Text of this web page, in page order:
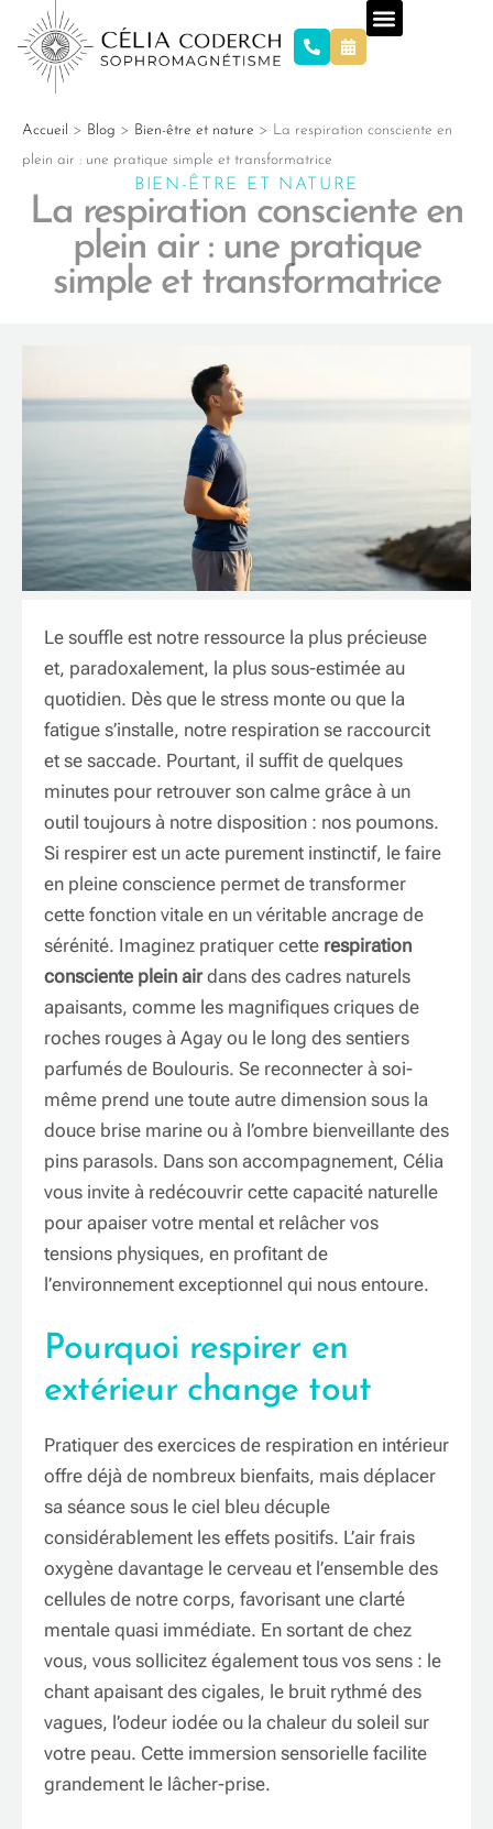
Accueil > Blog > Bien-être et nature > La respiration consciente en
plein air : une pratique simple et transformatrice
BIEN-ÊTRE ET NATURE
La respiration consciente en
plein air : une pratique
simple et transformatrice
Le souffle est notre ressource la plus précieuse
et, paradoxalement, la plus sous-estimée au
quotidien. Dès que le stress monte ou que la
fatigue s’installe, notre respiration se raccourcit
et se saccade. Pourtant, il suffit de quelques
minutes pour retrouver son calme grâce à un
outil toujours à notre disposition : nos poumons.
Si respirer est un acte purement instinctif, le faire
en pleine conscience permet de transformer
cette fonction vitale en un véritable ancrage de
sérénité. Imaginez pratiquer cette respiration
consciente plein airdans des cadres naturels
apaisants, comme les magnifiques criques de
roches rouges à Agay ou le long des sentiers
parfumés de Boulouris. Se reconnecter à soi-
même prend une toute autre dimension sous la
douce brise marine ou à l’ombre bienveillante des
pins parasols. Dans son accompagnement, Célia
vous invite à redécouvrir cette capacité naturelle
pour apaiser votre mental et relâcher vos
tensions physiques, en profitant de
l’environnement exceptionnel qui nous entoure.
Pourquoi respirer en
extérieur change tout
Pratiquer des exercices de respiration en intérieur
offre déjà de nombreux bienfaits, mais déplacer
sa séance sous le ciel bleu décuple
considérablement les effets positifs. L’air frais
oxygène davantage le cerveau et l’ensemble des
cellules de notre corps, favorisant une clarté
mentale quasi immédiate. En sortant de chez
vous, vous sollicitez également tous vos sens : le
chant apaisant des cigales, le bruit rythmé des
vagues, l’odeur iodée ou la chaleur du soleil sur
votre peau. Cette immersion sensorielle facilite
grandement le lâcher-prise.